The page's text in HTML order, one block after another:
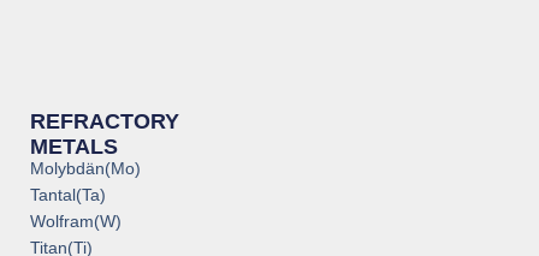
REFRACTORY
METALS
Molybdän(Mo)
Tantal(Ta)
Wolfram(W)
Titan(Ti)